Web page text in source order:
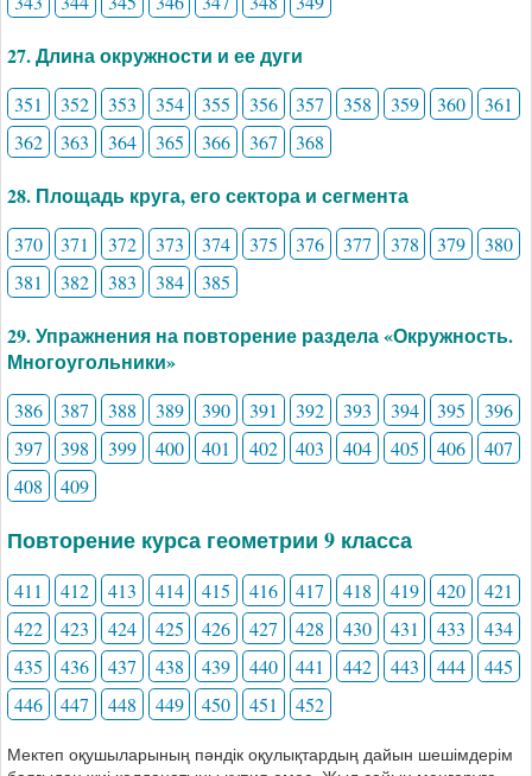
27. Длина окружности и ее дуги
351 352 353 354 355 356 357 358 359 360
361
362
363 364 365 366 367 368
28. Площадь круга, его сектора и сегмента
370 371 372 373 374 375 376 377 378 379
380
381
382 383 384 385
29. Упражнения на повторение раздела «Окружность.
Многоугольники»
386 387 388 389 390 391 392 393 394 395
396
397
398 399 400 401 402 403 404 405 406
407
408
409
Повторение курса геометрии 9 класса
411 412 413 414 415 416 417 418 419 420
421
422
423 424 425 426 427 428 430 431 433
434
435
436 437 438 439 440 441 442 443 444
445
446
447 448 449 450 451 452
Мектеп оқушыларының пәндік оқулықтардың дайын шешімдерім